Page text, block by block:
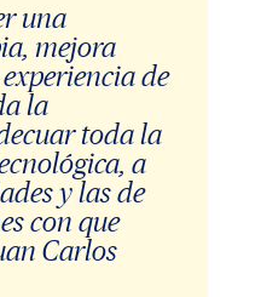
una
mejora
de
la
toda la
a
y las de
con que
Carlos